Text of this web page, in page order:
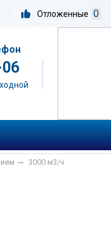
| Отложенные 0
3000 м3/ч